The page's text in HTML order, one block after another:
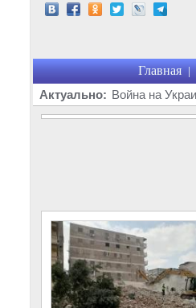
Главная |
Актуально: Война на